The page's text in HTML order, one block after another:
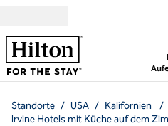
Standorte / USA / Kalifornien /
Irvine Hotels mit Küche auf dem